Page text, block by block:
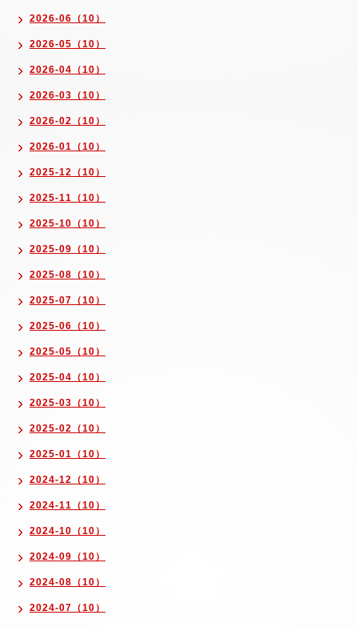
2026-06（10）
2026-05（10）
2026-04（10）
2026-03（10）
2026-02（10）
2026-01（10）
2025-12（10）
2025-11（10）
2025-10（10）
2025-09（10）
2025-08（10）
2025-07（10）
2025-06（10）
2025-05（10）
2025-04（10）
2025-03（10）
2025-02（10）
2025-01（10）
2024-12（10）
2024-11（10）
2024-10（10）
2024-09（10）
2024-08（10）
2024-07（10）